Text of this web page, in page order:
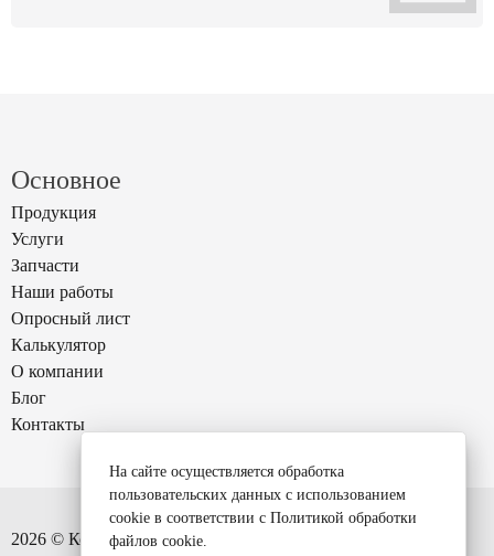
Основное
Продукция
Услуги
Запчасти
Наши работы
Опросный лист
Калькулятор
О компании
Блог
Контакты
2026 © Компания «Кран Стандарт»
На сайте осуществляется обработка
пользовательских данных с использованием
cookie в соответствии с Политикой обработки
файлов cookie.